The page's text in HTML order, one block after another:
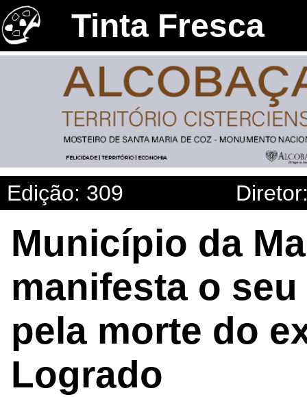
Tinta Fresca
Edição: 309
Município da
manifesta o
pela morte do
Logrado